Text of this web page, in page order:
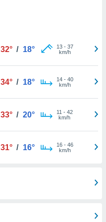
32° / 18° 13- 37
km/h
34° / 18° 14- 40
km/h
33° / 20° 11 - 42
km/h
31° / 16° 16- 46
km/h